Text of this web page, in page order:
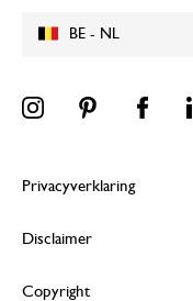
BE - NL
Privacyverklaring
Disclaimer
Copyright